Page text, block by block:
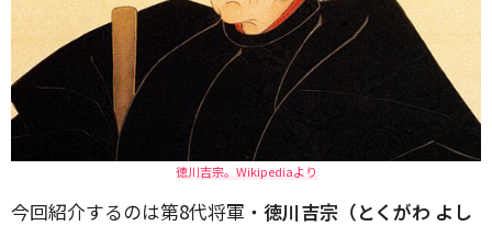
徳川吉宗。Wikipediaより
今回紹介するのは第8代将軍・ 徳川吉宗（とくがわ よし